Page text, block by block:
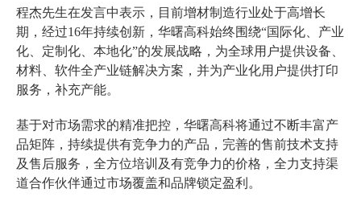
程杰先生在发言中表示，目前增材制造行业处于高增长
期，经过16年持续创新，华曙高科始终围绕“国际化、产业
化、定制化、本地化”的发展战略，为全球用户提供设备、
材料、软件全产业链解决方案，并为产业化用户提供打印
服务，补充产能。
基于对市场需求的精准把控，华曙高科将通过不断丰富产
品矩阵，持续提供有竞争力的产品，完善的售前技术支持
及售后服务，全方位培训及有竞争力的价格，全力支持渠
道合作伙伴通过市场覆盖和品牌锁定盈利。